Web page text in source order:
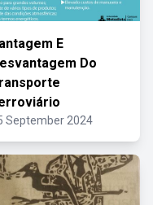
E
Do
September 2024